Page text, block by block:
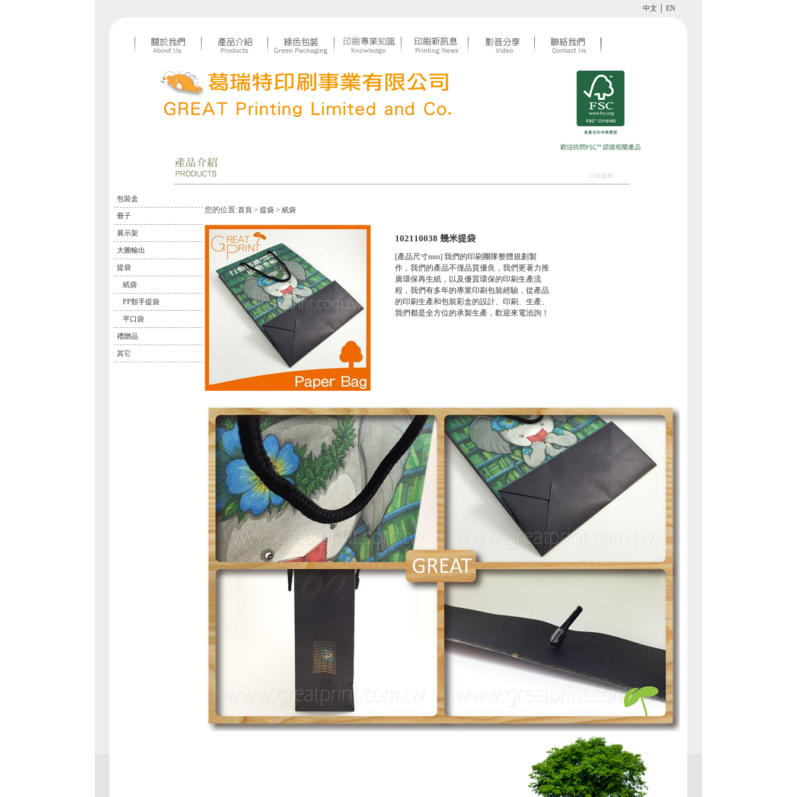
中文 EN
◎回首頁
包裝盒
冊子
展示架
大圖輸出
提袋
紙袋
PP類手提袋
平口袋
禮贈品
其它
您的位置:首頁 > 提袋 > 紙袋
102110038 幾米提袋
[產品尺寸mm] 我們的印刷團隊整體規劃製
作，我們的產品不僅品質優良，我們更著力推
廣環保再生紙，以及優質環保的印刷生產流
程，我們有多年的專業印刷包裝經驗，從產品
的印刷生產和包裝彩盒的設計、印刷、生產、
我們都是全方位的承製生產，歡迎來電洽詢！